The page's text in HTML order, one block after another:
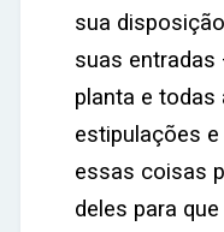
sua
suas
planta e todas
estipulações e
essas coisas
deles para